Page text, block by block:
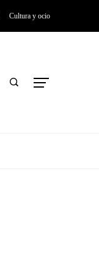
Cultura y ocio